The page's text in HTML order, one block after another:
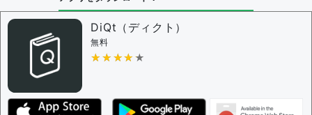
DiQt（ディクト）
無料
★★★★★
★★★★★